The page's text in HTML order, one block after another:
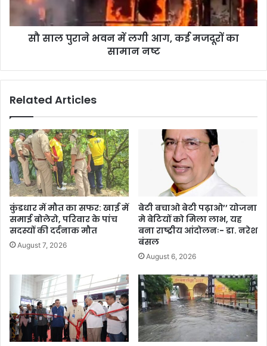
सौ साल पुराने भवन में लगी आग, कई मजदूरों का
सामान नष्ट
Related Articles
कुंडधार में मौत का सफर: खाई में
समाई बोलेरो, परिवार के पांच
सदस्यों की दर्दनाक मौत
August 7, 2026
बेटी बचाओ बेटी पढ़ाओ’’ योजना
मे बेटियों को मिला लाभ, यह
बना राष्ट्रीय आंदोलनः- डा. नरेश
बंसल
August 6, 2026